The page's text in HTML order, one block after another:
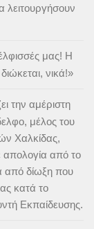
λειτουργήσουν
μας! Η
νικά!»
την αμέριστη
μέλος του
Χαλκίδας,
απολογία από το
από δίωξη που
κατά το
Εκπαίδευσης.